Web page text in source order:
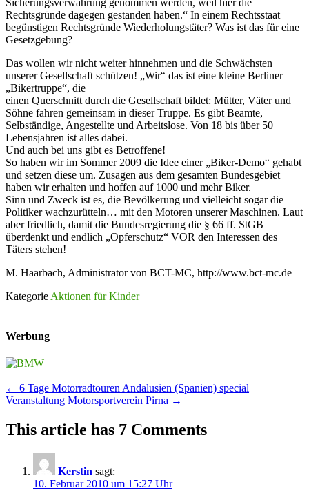
Sicherungsverwahrung genommen werden, weil hier die
Rechtsgründe dagegen gestanden haben.“ In einem Rechtsstaat
begünstigen Rechtsgründe Wiederholungstäter? Was ist das für eine
Gesetzgebung?
Das wollen wir nicht weiter hinnehmen und die Schwächsten
unserer Gesellschaft schützen! „Wir“ das ist eine kleine Berliner
„Bikertruppe“, die
einen Querschnitt durch die Gesellschaft bildet: Mütter, Väter und
Söhne fahren gemeinsam in dieser Truppe. Es gibt Beamte,
Selbständige, Angestellte und Arbeitslose. Von 18 bis über 50
Lebensjahren ist alles dabei.
Und auch bei uns gibt es Betroffene!
So haben wir im Sommer 2009 die Idee einer „Biker-Demo“ gehabt
und setzen diese um. Zusagen aus dem gesamten Bundesgebiet
haben wir erhalten und hoffen auf 1000 und mehr Biker.
Sinn und Zweck ist es, die Bevölkerung und vielleicht sogar die
Politiker wachzurütteln… mit den Motoren unserer Maschinen. Laut
aber friedlich, damit die Bundesregierung die § 66 ff. StGB
überdenkt und endlich „Opferschutz“ VOR den Interessen des
Täters stehen!
M. Haarbach, Administrator von BCT-MC, http://www.bct-mc.de
Kategorie Aktionen für Kinder
Werbung
Post
navigation
← 6 Tage Motorradtouren Andalusien (Spanien) special
Veranstaltung Motorsportverein Pirna →
This article has 7 Comments
Kerstin sagt:
10. Februar 2010 um 15:27 Uhr